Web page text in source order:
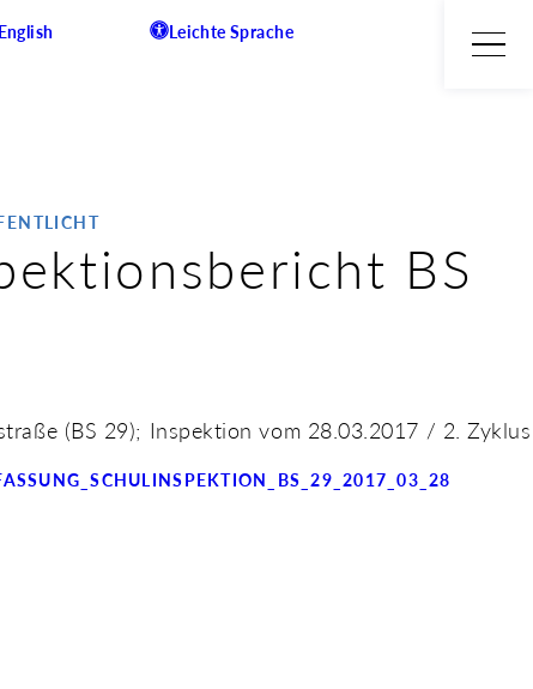
English Leichte Sprache
BS
(BS 29); Inspektion vom 28.03.2017 / 2. Zyklus